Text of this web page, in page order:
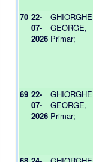
70 22-
07-
2026
GHIORGHE
GEORGE,
Primar;
69 22-
07-
2026
GHIORGHE
GEORGE,
Primar;